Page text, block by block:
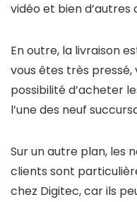
vidéo et bien d’autres
En outre, la livraison
vous êtes très
possibilité d’acheter
l’une des neuf
Sur un autre plan, les
clients sont
chez Digitec, car ils